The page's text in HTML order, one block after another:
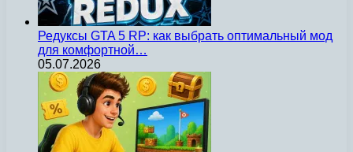
Редуксы GTA 5 RP: как выбрать оптимальный мод
для комфортной…
05.07.2026